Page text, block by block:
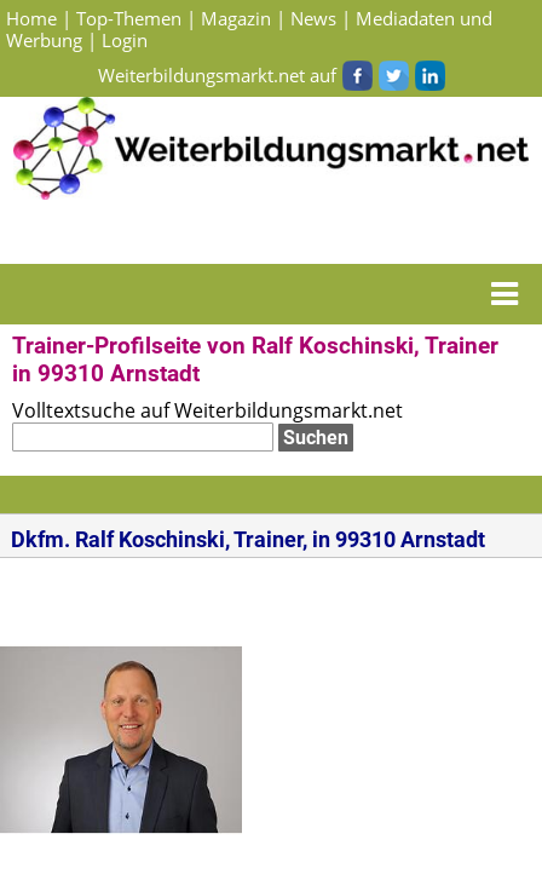
Home | Top-Themen | Magazin | News | Mediadaten und
Werbung | Login
Weiterbildungsmarkt.net auf
Trainer-Profilseite von Ralf Koschinski, Trainer
in 99310 Arnstadt
Volltextsuche auf Weiterbildungsmarkt.net
Dkfm. Ralf Koschinski, Trainer, in 99310 Arnstadt